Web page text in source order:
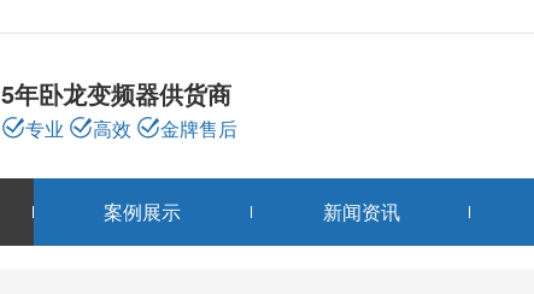
5年卧龙变频器供货商
专业 高效 金牌售后
案例展示 新闻资讯